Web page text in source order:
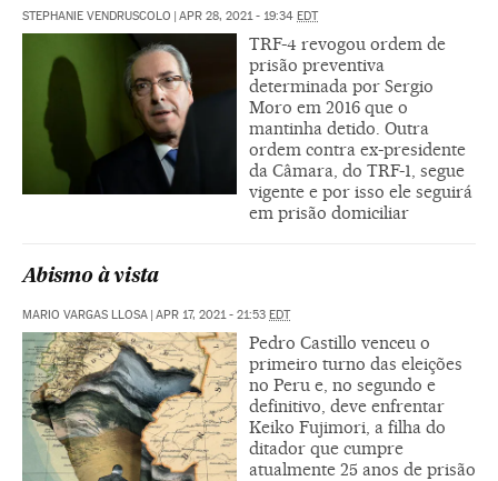
STEPHANIE VENDRUSCOLO | APR 28, 2021 - 19:34 EDT
TRF-4 revogou ordem de
prisão preventiva
determinada por Sergio
Moro em 2016 que o
mantinha detido. Outra
ordem contra ex-presidente
da Câmara, do TRF-1, segue
vigente e por isso ele seguirá
em prisão domiciliar
Abismo à vista
MARIO VARGAS LLOSA | APR 17, 2021 - 21:53 EDT
Pedro Castillo venceu o
primeiro turno das eleições
no Peru e, no segundo e
definitivo, deve enfrentar
Keiko Fujimori, a filha do
ditador que cumpre
atualmente 25 anos de prisão